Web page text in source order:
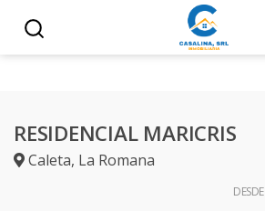
RESIDENCIAL MARICRIS
Caleta, La Romana
DESDE